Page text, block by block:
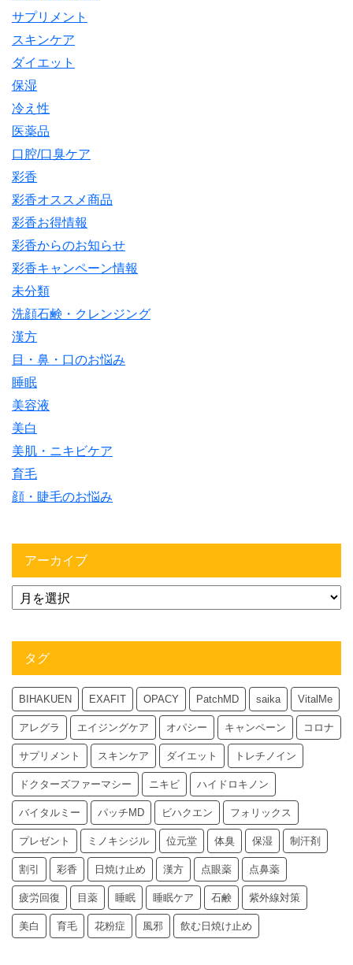
サプリメント
スキンケア
ダイエット
保湿
冷え性
医薬品
口腔/口臭ケア
彩香
彩香オススメ商品
彩香お得情報
彩香からのお知らせ
彩香キャンペーン情報
未分類
洗顔石鹸・クレンジング
漢方
目・鼻・口のお悩み
睡眠
美容液
美白
美肌・ニキビケア
育毛
顔・睫毛のお悩み
アーカイブ
タグ
BIHAKUEN EXAFIT OPACY PatchMD saika VitalMe
アレグラ エイジングケア オパシー キャンペーン コロナ
サプリメント スキンケア ダイエット トレチノイン
ドクターズファーマシー ニキビ ハイドロキノン
バイタルミー パッチMD ビハクエン フォリックス
プレゼント ミノキシジル 位元堂 体臭 保湿 制汗剤
割引 彩香 日焼け止め 漢方 点眼薬 点鼻薬
疲労回復 目薬 睡眠 睡眠ケア 石鹸 紫外線対策
美白 育毛 花粉症 風邪 飲む日焼け止め